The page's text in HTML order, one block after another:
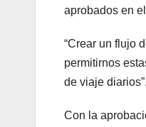
aprobados en
“Crear un flujo
permitirnos
de viaje
Con la